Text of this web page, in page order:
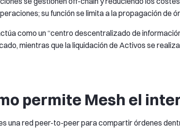
su función se limita a la propagación de
como un “centro descentralizado de
mientras que la liquidación de Activos se
permite Mesh el
una red peer-to-peer para compartir órdenes